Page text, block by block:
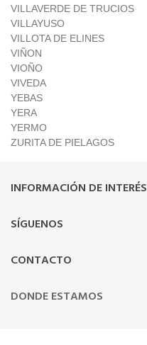
VILLAVERDE DE TRUCIOS
VILLAYUSO
VILLOTA DE ELINES
VIÑON
VIOÑO
VIVEDA
YEBAS
YERA
YERMO
ZURITA DE PIELAGOS
INFORMACIÓN DE INTERÉS
SÍGUENOS
CONTACTO
DONDE ESTAMOS